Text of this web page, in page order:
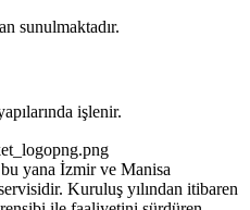
sunulmaktadır.
işlenir.
yana İzmir ve Manisa
Kuruluş yılından itibaren